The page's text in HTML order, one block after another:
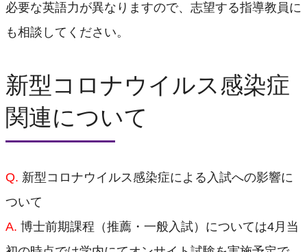
必要な英語力が異なりますので、志望する指導教員に
も相談してください。
新型コロナウイルス感染症
関連について
Q. 新型コロナウイルス感染症による入試への影響に
ついて
A. 博士前期課程（推薦・一般入試）については4月当